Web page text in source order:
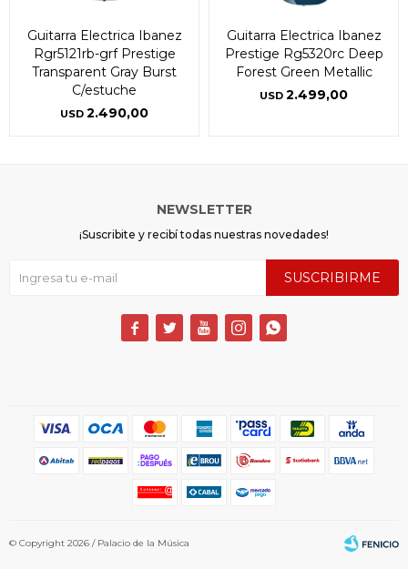
Guitarra Electrica Ibanez
Rgr5121rb-grf Prestige
Transparent Gray Burst
C/estuche
USD 2.490,00
Guitarra Electrica Ibanez
Prestige Rg5320rc Deep
Forest Green Metallic
USD 2.499,00
NEWSLETTER
¡Suscribite y recibí todas nuestras novedades!
SUSCRIBIRME
    
© Copyright 2026 / Palacio de la Música